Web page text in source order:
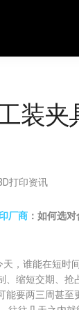
装夹
打印资讯
厂商 ：如何选
天，谁能在短时
、缩短交期、抢
能要两三周甚至